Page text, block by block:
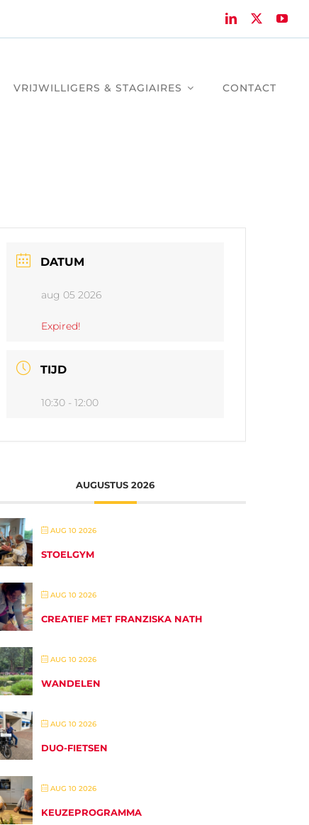
VRIJWILLIGERS & STAGIAIRES CONTACT
DATUM
aug 05 2026
Expired!
TIJD
10:30 - 12:00
AUGUSTUS 2026
AUG 10 2026
STOELGYM
AUG 10 2026
CREATIEF MET FRANZISKA NATH
AUG 10 2026
WANDELEN
AUG 10 2026
DUO-FIETSEN
AUG 10 2026
KEUZEPROGRAMMA